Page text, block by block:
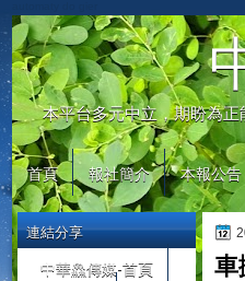
本平台多元中立，期盼為
首頁 報社簡介 本報公告
車
連結分享
中華鱻傳媒-首頁